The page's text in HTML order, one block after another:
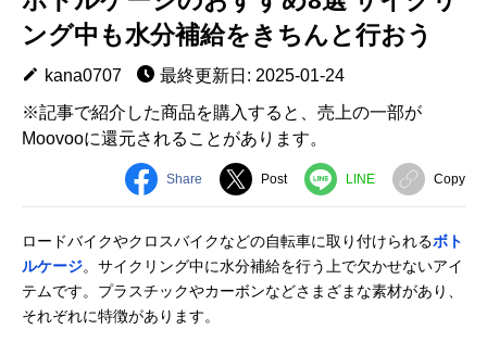
ング中も水分補給をきちんと行おう
kana0707
最終更新日: 2025-01-24
※記事で紹介した商品を購入すると、売上の一部が
Moovooに還元されることがあります。
Share Post LINE Copy
ロードバイクやクロスバイクなどの自転車に取り付けられるボト
ルケージ。サイクリング中に水分補給を行う上で欠かせないアイ
テムです。プラスチックやカーボンなどさまざまな素材があり、
それぞれに特徴があります。